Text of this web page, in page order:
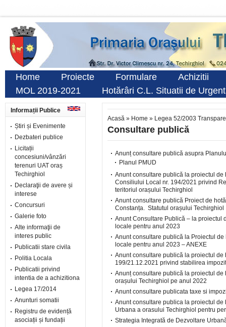
Home Proiecte Formulare
Achizitii
MOL 2019-2021
Hotărâri C.L. Situatii de
Informații Publice
Știri și Evenimente
Dezbateri publice
Licitații
concesiuni/vânzări
terenuri UAT oraș
Techirghiol
Declaraţii de avere și
interese
Concursuri
Galerie foto
Alte informaţii de
interes public
Publicatii stare civila
Politia Locala
Publicatii privind
intentia de a achizitiona
Legea 17/2014
Anunturi somatii
Registru de evidență
asociații și fundații
Acasă » Home » Legea 52/2003
Consultare publică
Anunț consultare publică asupra
Planul PMUD
Anunt consultare publică la proiectul
Consiliului Local nr. 194/2021 privind
teritoriul orașului Techirghiol
Anunt consultare publică Proiect de
Constanța. Statutul orașului Techirghiol
Anunt Consultare Publică – la proiectul
locale pentru anul 2023
Anunt consultare publică la Proiectul
locale pentru anul 2023 –ANEXE
Anunt consultare publică la proiectul de
199/21.12.2021 privind stabilirea
Anunț consultare publică la proiectul
orașului Techirghiol pe anul 2022
Anunt consultare publicata taxe si
Anunt consultare publica la proiectul
Urbana a orasului Techirghiol pentru
Strategia Integrată de Dezvoltare